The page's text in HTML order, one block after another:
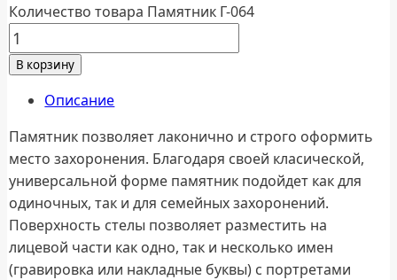
Количество товара Памятник Г-064
В корзину
Описание
Памятник позволяет лаконично и строго оформить
место захоронения. Благодаря своей класической,
универсальной форме памятник подойдет как для
одиночных, так и для семейных захоронений.
Поверхность стелы позволяет разместить на
лицевой части как одно, так и несколько имен
(гравировка или накладные буквы) с портретами